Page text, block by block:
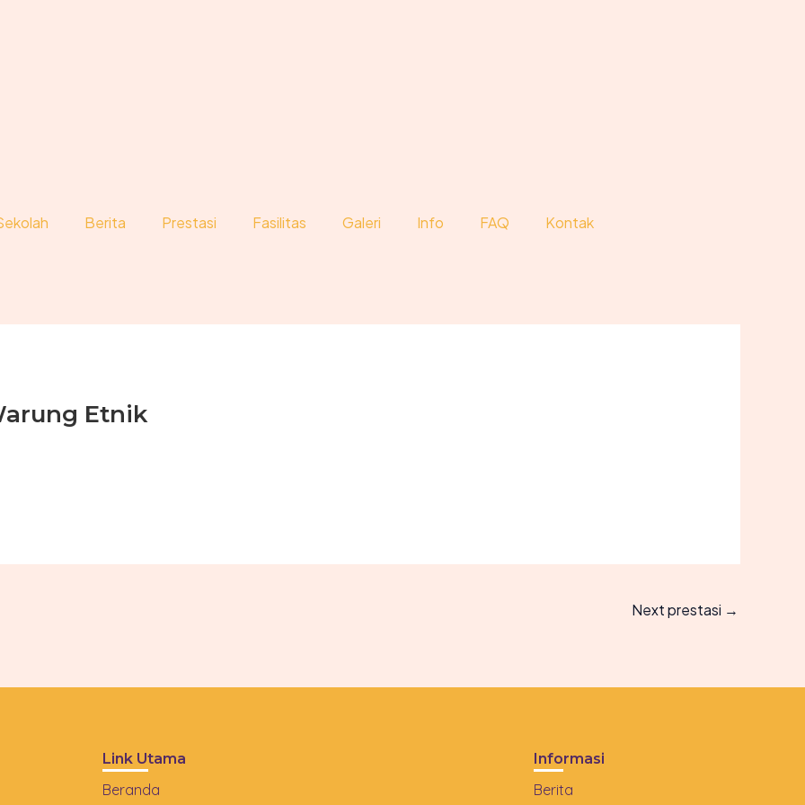
Berita Prestasi Fasilitas Galeri Info FAQ Kontak
Etnik
Next prestasi →
Link Utama
Beranda
Informasi
Berita